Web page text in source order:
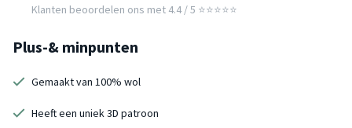
Klanten beoordelen ons met 4.4 / 5 ⭐⭐⭐⭐⭐
Plus-& minpunten
Gemaakt van 100% wol
Heeft een uniek 3D patroon